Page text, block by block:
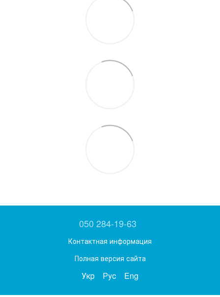
050 284-19-63
Контактная информация
Полная версия сайта
Укр Рус Eng